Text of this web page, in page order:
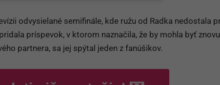
odvysielané semifinále, kde ružu od Radka nedostala
príspevok, v ktorom naznačila, že by mohla byť znovu
partnera, sa jej spýtal jeden z fanúšikov.